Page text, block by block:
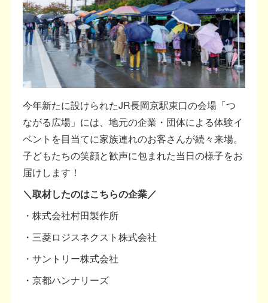
今年新たに設けられたJR長岡京駅東口の会場「つ
ながる広場」には、地元の企業・団体による体験イ
ベントを目当てに家族連れのお客さんが続々来場。
子どもたちの笑顔と歓声に包まれた当日の様子をお
届けします！
＼取材したのはこちらの企業／
・株式会社村田製作所
・三菱ロジスネクスト株式会社
・サントリー株式会社
・京都ハンナリーズ